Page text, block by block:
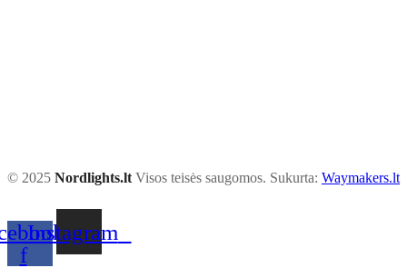
© 2025 Nordlights.lt Visos teisės saugomos. Sukurta: Waymakers.lt
f
Instagram